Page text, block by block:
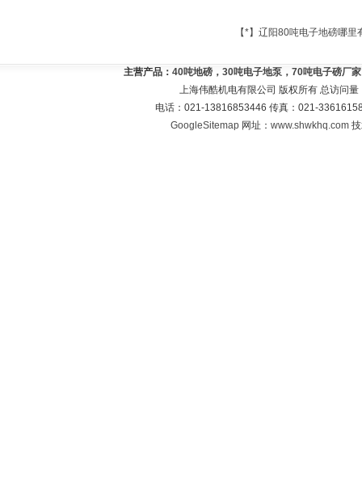
【*】辽阳80吨电子地磅哪里
主营产品： 40吨地磅，30吨电子地泵，70吨电子磅厂
上海伟酷机电有限公司 版权所有 总访问量
电话：021-13816853446 传真：021-
GoogleSitemap 网址：www.shwkhq.com